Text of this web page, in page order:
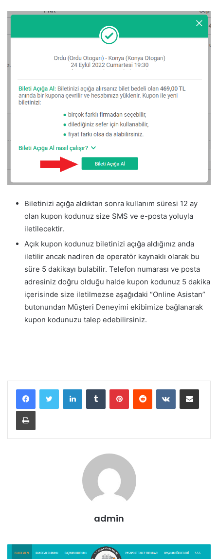
Biletinizi açığa aldıktan sonra kullanım süresi 12 ay
olan kupon kodunuz size SMS ve e-posta yoluyla
iletilecektir.
Açık kupon kodunuz biletinizi açığa aldığınız anda
iletilir ancak nadiren de operatör kaynaklı olarak bu
süre 5 dakikayı bulabilir. Telefon numarası ve posta
adresiniz doğru olduğu halde kupon kodunuz 5 dakika
içerisinde size iletilmezse aşağıdaki “Online Asistan”
butonundan Müşteri Deneyimi ekibimize bağlanarak
kupon kodunuzu talep edebilirsiniz.
LinkedInTumblr PinterestReddit VKontakteE-Posta ile paylaş
Yazdır
admin